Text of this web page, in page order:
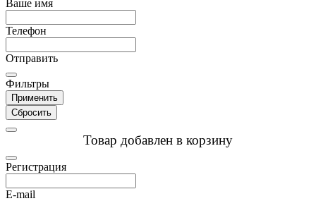
Ваше имя
Телефон
Отправить
Фильтры
Применить
Сбросить
Товар добавлен в корзину
Регистрация
E-mail